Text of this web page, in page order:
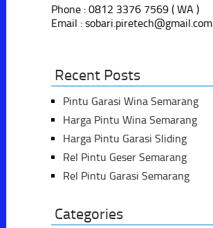
Phone : 0812 3376 7569 ( WA )
Email : sobari.piretech@gmail.com
Recent Posts
Pintu Garasi Wina Semarang
Harga Pintu Wina Semarang
Harga Pintu Garasi Sliding
Rel Pintu Geser Semarang
Rel Pintu Garasi Semarang
Categories